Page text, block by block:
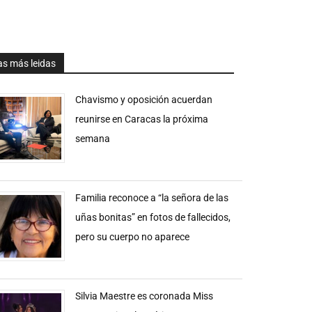
más leidas
Chavismo y oposición acuerdan
reunirse en Caracas la próxima
semana
Familia reconoce a “la señora de las
uñas bonitas” en fotos de fallecidos,
pero su cuerpo no aparece
Silvia Maestre es coronada Miss